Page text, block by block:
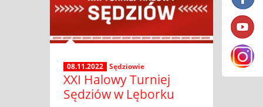
08.11.2022 Sędziowie
XXI Halowy Turniej
Sędziów w Lęborku